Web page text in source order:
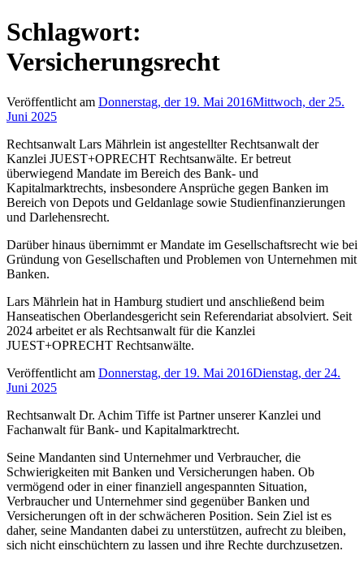
Schlagwort:
Versicherungsrecht
Veröffentlicht am Donnerstag, der 19. Mai 2016Mittwoch, der 25.
Juni 2025
Rechtsanwalt Lars Mährlein ist angestellter Rechtsanwalt der
Kanzlei JUEST+OPRECHT Rechtsanwälte. Er betreut
überwiegend Mandate im Bereich des Bank- und
Kapitalmarktrechts, insbesondere Ansprüche gegen Banken im
Bereich von Depots und Geldanlage sowie Studienfinanzierungen
und Darlehensrecht.
Darüber hinaus übernimmt er Mandate im Gesellschaftsrecht wie bei
Gründung von Gesellschaften und Problemen von Unternehmen mit
Banken.
Lars Mährlein hat in Hamburg studiert und anschließend beim
Hanseatischen Oberlandesgericht sein Referendariat absolviert. Seit
2024 arbeitet er als Rechtsanwalt für die Kanzlei
JUEST+OPRECHT Rechtsanwälte.
Veröffentlicht am Donnerstag, der 19. Mai 2016Dienstag, der 24.
Juni 2025
Rechtsanwalt Dr. Achim Tiffe ist Partner unserer Kanzlei und
Fachanwalt für Bank- und Kapitalmarktrecht.
Seine Mandanten sind Unternehmer und Verbraucher, die
Schwierigkeiten mit Banken und Versicherungen haben. Ob
vermögend oder in einer finanziell angespannten Situation,
Verbraucher und Unternehmer sind gegenüber Banken und
Versicherungen oft in der schwächeren Position. Sein Ziel ist es
daher, seine Mandanten dabei zu unterstützen, aufrecht zu bleiben,
sich nicht einschüchtern zu lassen und ihre Rechte durchzusetzen.